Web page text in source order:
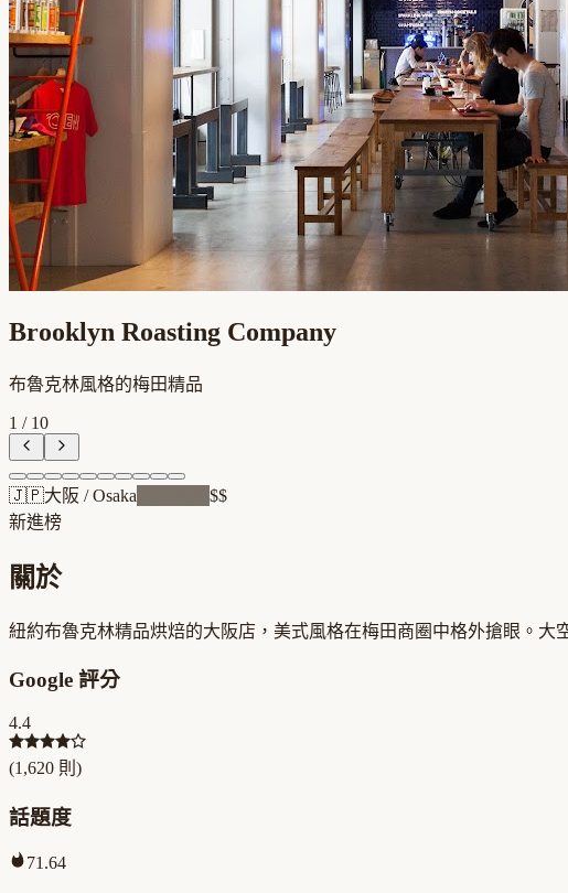
Brooklyn Roasting Company
布魯克林風格的梅田精品
1 / 10
🇯🇵大阪 /Osaka
$$
新進榜
關於
紐約布魯克林精品烘焙的大阪店，美式風格在梅田商圈中格外搶眼。大
Google 評分
4.4
(1,620 則)
話題度
71.64